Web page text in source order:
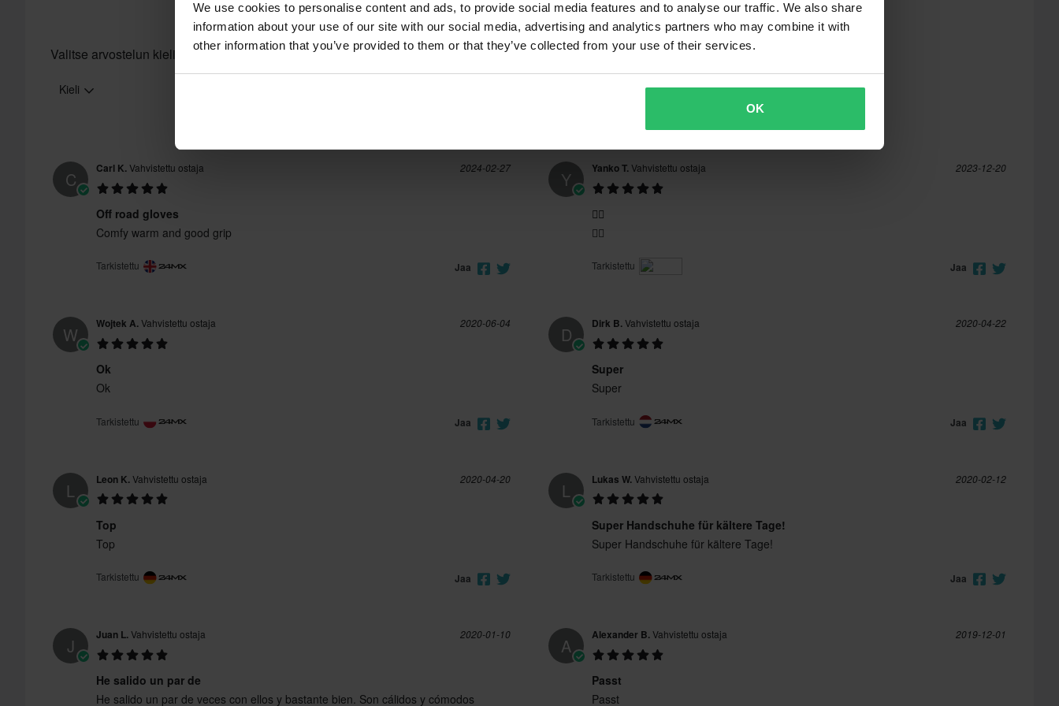
We use cookies to personalise content and ads, to provide social media features and to analyse our traffic. We also share
information about your use of our site with our social media, advertising and analytics partners who may combine it with
other information that you’ve provided to them or that they’ve collected from your use of their services.
OK
Ei määritelty
tuotteita. Katso lisätietoja ja ehdot asiakaspalveluosiosta.
Valitse arvostelun kieli
Kieli
C Carl K.Vahvistettu ostaja 2024-02-27
Off road gloves
Comfy warm and good grip
Tarkistettu Jaa
Y Yanko T. Vahvistettu ostaja 2023-12-20
👍🏼
👍🏼
Tarkistettu Jaa
W Wojtek A.Vahvistettu ostaja 2020-06-04
Ok
Ok
Tarkistettu Jaa
D Dirk B.Vahvistettu ostaja 2020-04-22
Super
Super
Tarkistettu Jaa
L Leon K.Vahvistettu ostaja 2020-04-20
Top
Top
Tarkistettu Jaa
L Lukas W.Vahvistettu ostaja 2020-02-12
Super Handschuhe für kältere Tage!
Super Handschuhe für kältere Tage!
Tarkistettu Jaa
J Juan L.Vahvistettu ostaja 2020-01-10
He salido un par de
He salido un par de veces con ellos y bastante bien. Son cálidos y cómodos
A Alexander B.Vahvistettu ostaja 2019-12-01
Passt
Passt